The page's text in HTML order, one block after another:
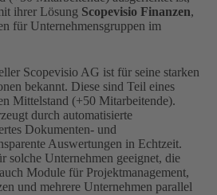
ihrer Lösung Scopevisio Finanzen,
für Unternehmensgruppen im
Scopevisio AG ist für seine starken
bekannt. Diese sind Teil eines
Mittelstand (+50 Mitarbeitende).
durch automatisierte
Dokumenten- und
Auswertungen in Echtzeit.
solche Unternehmen geeignet, die
Module für Projektmanagement,
und mehrere Unternehmen parallel